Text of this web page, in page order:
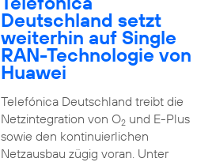
Deutschland setzt
weiterhin auf Single
RAN-Technologie von
Huawei
Telefónica Deutschland treibt die
Netzintegration von O2und E-Plus
sowie den kontinuierlichen
Netzausbau zügig voran. Unter